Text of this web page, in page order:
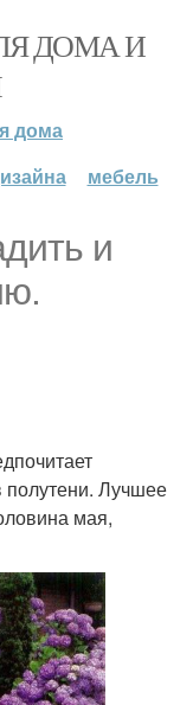
ДОМА И
дома
мебель
и
полутени. Лучшее
мая,